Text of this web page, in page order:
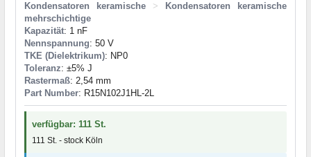
Kondensatoren keramische
>
Kondensatoren keramische
mehrschichtige
Kapazität: 1 nF
Nennspannung: 50 V
TKE (Dielektrikum): NP0
Toleranz: ±5% J
Rastermaß: 2,54 mm
Part Number: R15N102J1HL-2L
verfügbar: 111 St.
111 St. - stock Köln